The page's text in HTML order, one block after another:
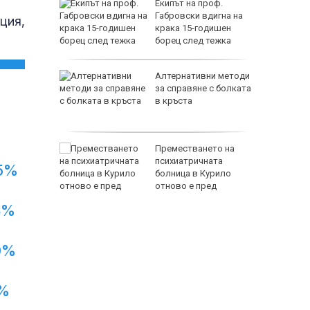
след
Екипът на проф.
Габровски вдигна на
крака 15-годишен
борец след тежка
Алтернативни методи
за справяне с болката
в кръста
Преместването на
психиатричната
болница в Курило
отново е пред